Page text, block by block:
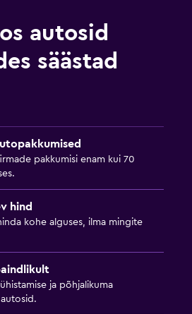
autosid
säästad
pakkumisi enam kui 70
hind
kohe alguses, ilma mingite
ja põhjalikuma